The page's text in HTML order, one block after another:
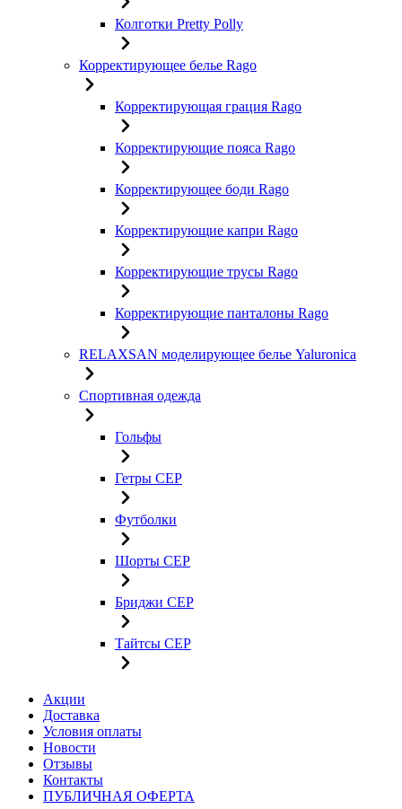
Колготки Pretty Polly
Корректирующее белье Rago
Корректирующая грация Rago
Корректирующие пояса Rago
Корректирующее боди Rago
Корректирующие капри Rago
Корректирующие трусы Rago
Корректирующие панталоны Rago
RELAXSAN моделирующее белье Yaluroniсa
Спортивная одежда
Гольфы
Гетры CEP
Футболки
Шорты CEP
Бриджи CEP
Тайтсы CEP
Акции
Доставка
Условия оплаты
Новости
Отзывы
Контакты
ПУБЛИЧНАЯ ОФЕРТА